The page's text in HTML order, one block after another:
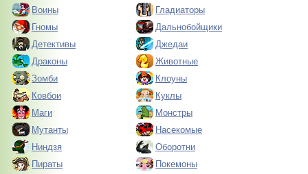
Воины
Гладиаторы
Гномы
Дальнобойщики
Детективы
Джедаи
Драконы
Животные
Зомби
Клоуны
Ковбои
Куклы
Маги
Монстры
Мутанты
Насекомые
Ниндзя
Оборотни
Пираты
Покемоны